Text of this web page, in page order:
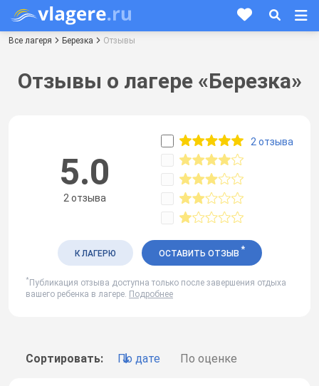
Все лагеря Березка Отзывы
Отзывы о лагере «Березка»
Сортировать: По дате По оценке
5.0
2 отзыва
2 отзыва
К ЛАГЕРЮ ОСТАВИТЬ ОТЗЫВ *
* Публикация отзыва доступна только после завершения отдыха
вашего ребенка в лагере. Подробнее